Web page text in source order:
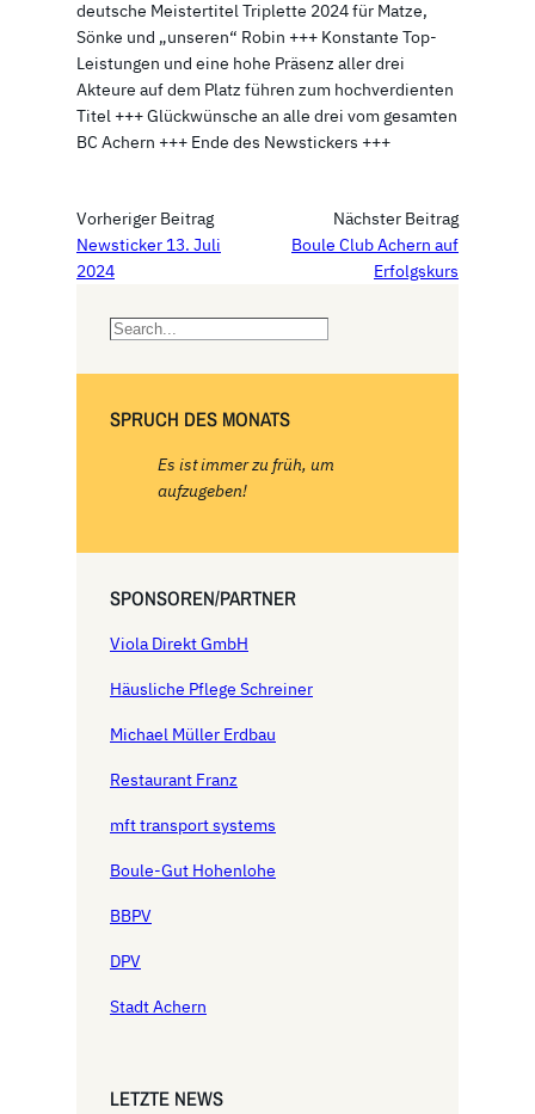
deutsche Meistertitel Triplette 2024 für Matze,
Sönke und „unseren“ Robin +++ Konstante Top-
Leistungen und eine hohe Präsenz aller drei
Akteure auf dem Platz führen zum hochverdienten
Titel +++ Glückwünsche an alle drei vom gesamten
BC Achern +++ Ende des Newstickers +++
Vorheriger Beitrag
Newsticker 13. Juli
2024
Nächster Beitrag
Boule Club Achern auf
Erfolgskurs
S
r
c
SPRUCH DES MONATS
Es ist immer zu früh, um
aufzugeben!
SPONSOREN/PARTNER
Viola Direkt GmbH
Häusliche Pflege Schreiner
Michael Müller Erdbau
Restaurant Franz
mft transport systems
Boule-Gut Hohenlohe
BBPV
DPV
Stadt Achern
LETZTE NEWS